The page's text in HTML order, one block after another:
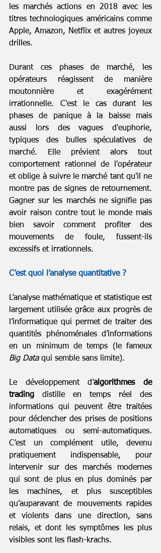
les marchés actions en 2018 avec les
titres technologiques américains comme
Apple, Amazon, Netflix et autres joyeux
drilles.
Durant ces phases de marché, les
opérateurs réagissent de manière
moutonnière et exagérément
irrationnelle. C'est le cas durant les
phases de panique à la baisse mais
aussi lors des vagues d'euphorie,
typiques des bulles spéculatives de
marché. Elle prévient alors tout
comportement rationnel de l'opérateur
et oblige à suivre le marché tant qu'il ne
montre pas de signes de retournement.
Gagner sur les marchés ne signifie pas
avoir raison contre tout le monde mais
bien savoir comment profiter des
mouvements de foule, fussent-ils
excessifs et irrationnels.
C’est quoi l’analyse quantitative ?
L’analyse mathématique et statistique est
largement utilisée grâce aux progrès de
l’informatique qui permet de traiter des
quantités phénoménales d’informations
Big Data qui semble sans limite).
Le développement d’algorithmes de
trading distille en temps réel des
informations qui peuvent être traitées
pour déclencher des prises de positions
automatiques ou semi-automatiques.
C’est un complément utile, devenu
pratiquement indispensable, pour
intervenir sur des marchés modernes
qui sont de plus en plus dominés par
les machines, et plus susceptibles
qu’auparavant de mouvements rapides
et violents dans une direction, sans
relais, et dont les symptômes les plus
visibles sont les flash-krachs.